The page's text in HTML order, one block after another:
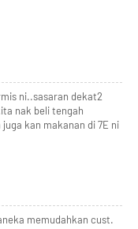
ni..sasaran dekat2
nak beli tengah
kan makanan di 7E ni
memudahkan cust.